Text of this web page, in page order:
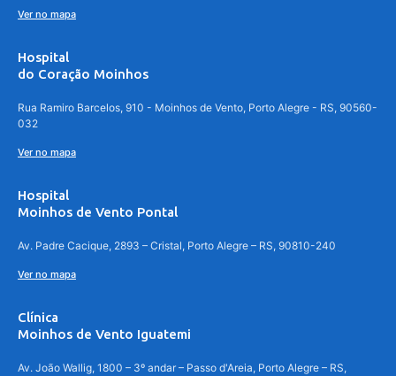
Ver no mapa
Hospital
do Coração Moinhos
Rua Ramiro Barcelos, 910 - Moinhos de Vento, Porto Alegre - RS, 90560-
032
Ver no mapa
Hospital
Moinhos de Vento Pontal
Av. Padre Cacique, 2893 – Cristal, Porto Alegre – RS, 90810-240
Ver no mapa
Clínica
Moinhos de Vento Iguatemi
Av. João Wallig, 1800 – 3º andar – Passo d'Areia, Porto Alegre – RS,